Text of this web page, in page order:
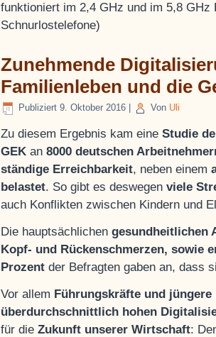
funktioniert im 2,4 GHz und im 5,8 GHz
Schnurlostelefone)
Zunehmende
Familienleben und die
Publiziert 9. Oktober 2016 Von Uli
Zu diesem Ergebnis kam eine Studie
GEK an 8000 deutschen
ständige Erreichbarkeit, neben einem
belastet. So gibt es deswegen viele
auch Konflikten zwischen Kindern und
Die hauptsächlichen gesundheitlichen
Kopf- und Rückenschmerzen, sowie
Prozent der Befragten gaben an, dass
Vor allem Führungskräfte und
überdurchschnittlich hohen
für die Zukunft unserer Wirtschaft: